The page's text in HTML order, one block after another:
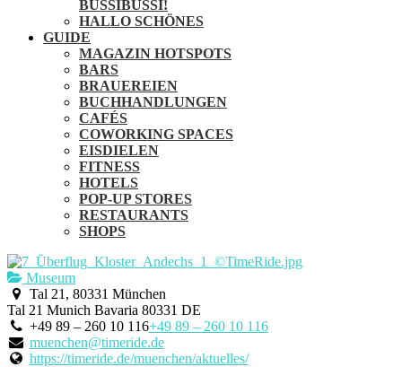
BUSSIBUSSI!
HALLO SCHÖNES
GUIDE
MAGAZIN HOTSPOTS
BARS
BRAUEREIEN
BUCHHANDLUNGEN
CAFÉS
COWORKING SPACES
EISDIELEN
FITNESS
HOTELS
POP-UP STORES
RESTAURANTS
SHOPS
Museum
Tal 21, 80331 München
Tal 21 Munich Bavaria 80331 DE
+49 89 – 260 10 116+49 89 – 260 10 116
muenchen@timeride.de
https://timeride.de/muenchen/aktuelles/